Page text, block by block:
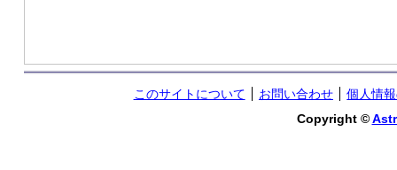
このサイトについて お問い合わせ
個人情
Copyright ©